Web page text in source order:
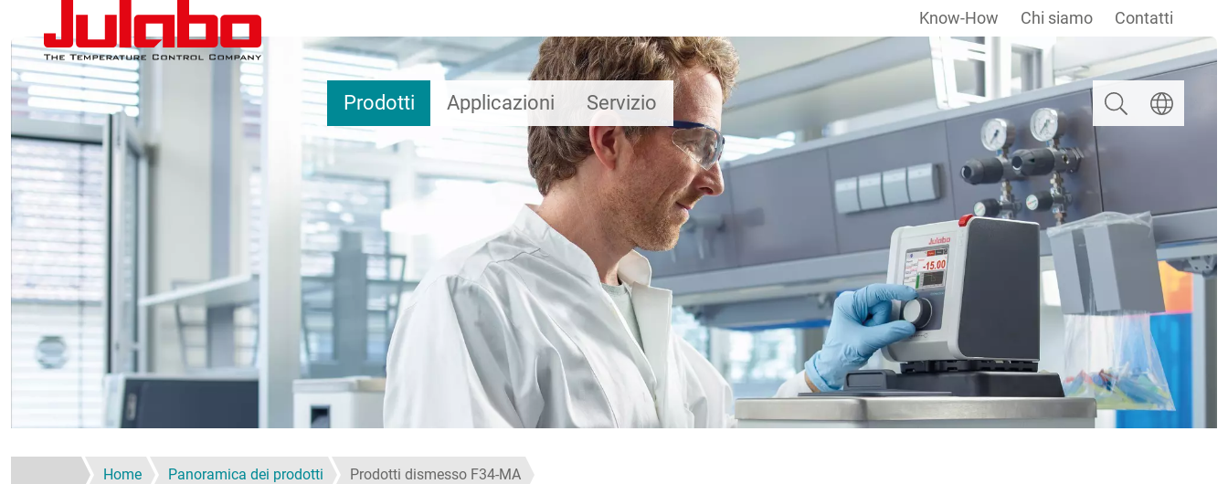
Salta al contenuto principale
Prodotti Applicazioni Servizio
Know-How Chi siamo Contatti
Ricerca Selezionare
Home Panoramica dei prodotti Prodotti dismesso F34-MA